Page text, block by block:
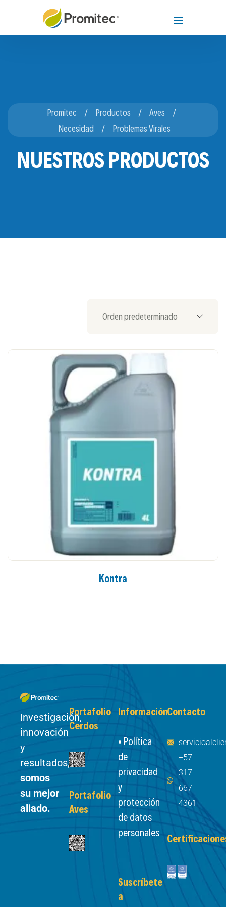
Promitec Productos
Aves
Necesidad
Problemas Virales
NUESTROS PRODUCTOS
Kontra
Investigación,
innovación
y
resultados,
somos
su mejor
aliado.
Portafolio
Cerdos
Portafolio
Aves
Información
• Política
de
privacidad
y
protección
de datos
personales
Suscríbete
a
Contacto
+57
317
667
4361